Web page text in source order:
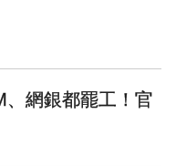
、網銀都罷工！官